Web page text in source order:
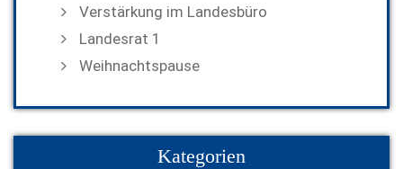
Verstärkung im Landesbüro
Landesrat 1
Weihnachtspause
Kategorien